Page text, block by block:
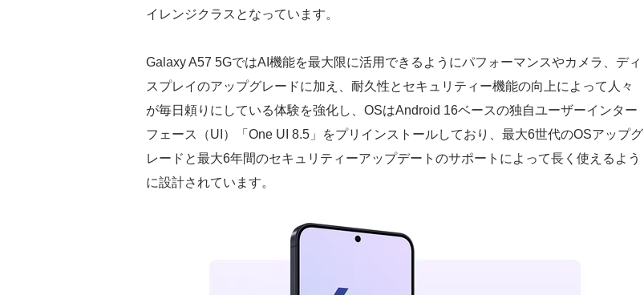
イレンジクラスとなっています。
Galaxy A57 5GではAI機能を最大限に活用できるようにパフォーマンスやカメラ、ディ
スプレイのアップグレードに加え、耐久性とセキュリティー機能の向上によって人々
が毎日頼りにしている体験を強化し、OSはAndroid 16ベースの独自ユーザーインター
フェース（UI）「One UI 8.5」をプリインストールしており、最大6世代のOSアップグ
レードと最大6年間のセキュリティーアップデートのサポートによって長く使えるよう
に設計されています。